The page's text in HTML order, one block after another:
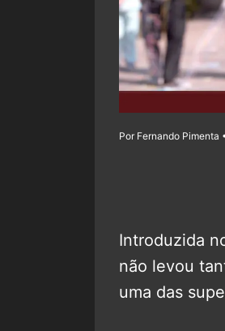
Por Fernando Pimenta
Introduzida
não levou
uma das